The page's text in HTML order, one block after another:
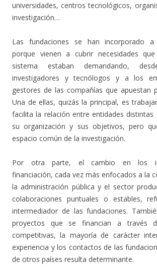
universidades, centros tecnológicos,
investigación…
Las fundaciones se han incorporado
porque vienen a cubrir necesidades
sistema estaban demandando,
investigadores y tecnólogos y a los
gestores de las compañías que apuestan
Una de ellas, quizás la principal, es
facilita la relación entre entidades distintas
su organización y sus objetivos, pero
espacio común de la investigación.
Por otra parte, el cambio en los
financiación, cada vez más enfocados a la
la administración pública y el sector
colaboraciones puntuales o estables,
intermediador de las fundaciones.
proyectos que se financian a través
competitivas, la mayoría de carácter
experiencia y los contactos de las
de otros países resulta determinante.